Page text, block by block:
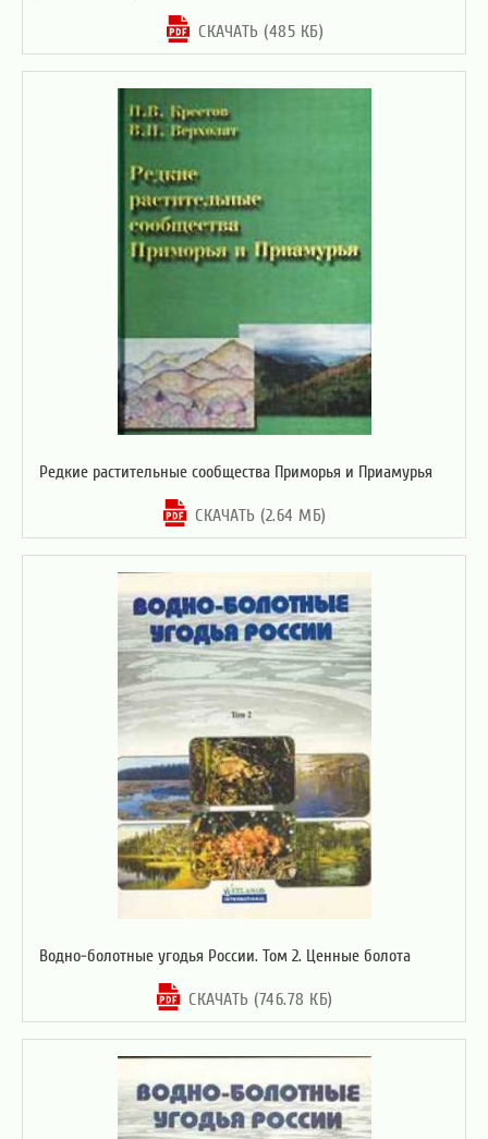
СКАЧАТЬ (485 КБ)
Редкие растительные сообщества Приморья и Приамурья
СКАЧАТЬ (2.64 МБ)
Водно-болотные угодья России. Том 2. Ценные болота
СКАЧАТЬ (746.78 КБ)